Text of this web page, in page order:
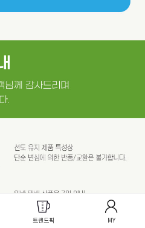
트렌드픽 MY